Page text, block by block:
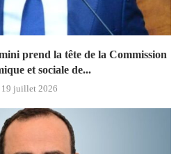
prend la tête de la Commission
et sociale de...
19 juillet 2026